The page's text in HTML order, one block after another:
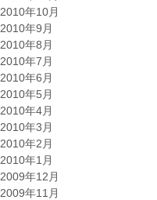
2010年10月
2010年9月
2010年8月
2010年7月
2010年6月
2010年5月
2010年4月
2010年3月
2010年2月
2010年1月
2009年12月
2009年11月